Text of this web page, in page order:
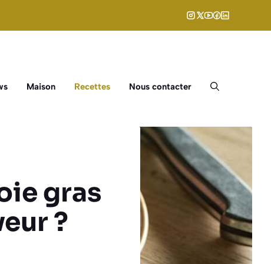
Maison Recettes Nous contacter
gras
?